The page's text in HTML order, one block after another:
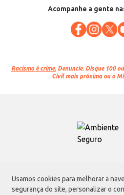
Usamos cookies para melhorar a
segurança do site, personalizar o
Acompanhe a gente
Racismo é crime. Denuncie. Disque 100
Civil mais próxima ou o
Atacadão
Avenida Morvan Dias de Figueiredo, 6169,
02170-901 | CNPJ: